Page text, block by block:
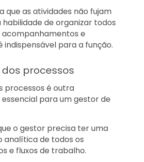
que as atividades não fujam
de organizar todos
acompanhamentos e
indispensável para a função.
processos
processos é outra
para um gestor de
o gestor precisa ter uma
analítica de todos os
e fluxos de trabalho.